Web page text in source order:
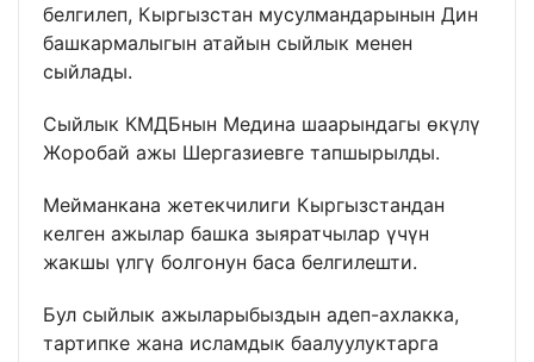
белгилеп, Кыргызстан мусулмандарынын Дин
башкармалыгын атайын сыйлык менен
сыйлады.
Сыйлык КМДБнын Медина шаарындагы өкүлү
Жоробай ажы Шергазиевге тапшырылды.
Мейманкана жетекчилиги Кыргызстандан
келген ажылар башка зыяратчылар үчүн
жакшы үлгү болгонун баса белгилешти.
Бул сыйлык ажыларыбыздын адеп-ахлакка,
тартипке жана исламдык баалуулуктарга